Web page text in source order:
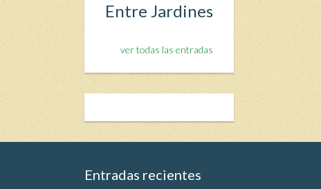
Entre Jardines
ver todas las entradas
Entradas recientes